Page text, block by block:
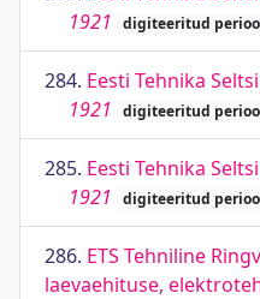
1921
digiteeritud
284. Eesti Tehnika
1921
digiteeritud
285. Eesti Tehnika
1921
digiteeritud
286. ETS Tehniline
laevaehituse,